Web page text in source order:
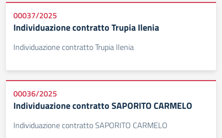
00037/2025
Individuazione contratto Trupia Ilenia
Individuazione contratto Trupia Ilenia
00036/2025
Individuazione contratto SAPORITO CARMELO
Individuazione contratto SAPORITO CARMELO